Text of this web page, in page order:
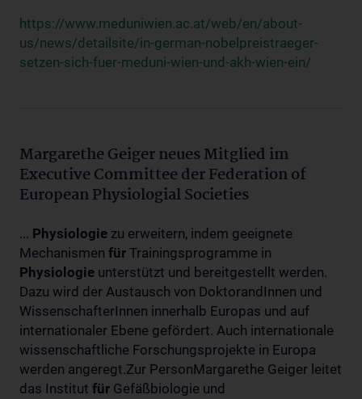
https://www.meduniwien.ac.at/web/en/about-
us/news/detailsite/in-german-nobelpreistraeger-
setzen-sich-fuer-meduni-wien-und-akh-wien-ein/
Margarethe Geiger neues Mitglied im
Executive Committee der Federation of
European Physiologial Societies
... Physiologie zu erweitern, indem geeignete
Mechanismen für Trainingsprogramme in
Physiologie unterstützt und bereitgestellt werden.
Dazu wird der Austausch von DoktorandInnen und
WissenschafterInnen innerhalb Europas und auf
internationaler Ebene gefördert. Auch internationale
wissenschaftliche Forschungsprojekte in Europa
werden angeregt.Zur PersonMargarethe Geiger leitet
das Institut für Gefäßbiologie und